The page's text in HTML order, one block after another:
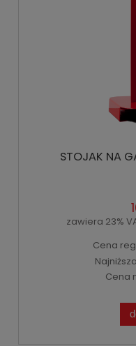
STOJAK NA
zawiera 23%
Cena
Cena